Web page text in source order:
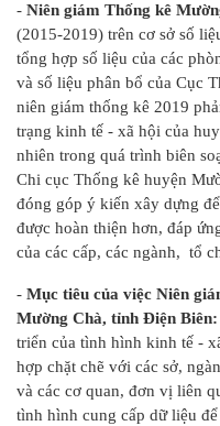
- Niên giám Thống kê
(2015-2019) trên cơ sở số
tổng hợp số liệu của các
và số liệu phân bổ của Cục
niên giám thống kê 2019
trạng kinh tế - xã hội của
nhiên trong quá trình biên
Chi cục Thống kê huyện
đóng góp ý kiến xây dựng
được hoàn thiện hơn, đáp
của các cấp, các ngành, tổ
- Mục tiêu của việc Niên
Mường Chà, tỉnh Điện Biên:
triển của tình hình kinh tế -
hợp chặt chẽ với các sở,
và các cơ quan, đơn vị liên
tình hình cung cấp dữ liệu